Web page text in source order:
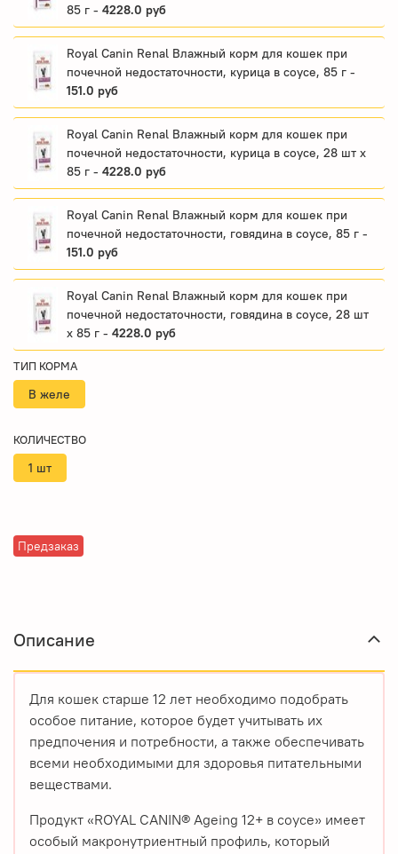
Предзаказ
85 г - 4228.0 руб
Royal Canin Renal Влажный корм для кошек при
почечной недостаточности, курица в соусе, 85 г -
151.0 руб
Royal Canin Renal Влажный корм для кошек при
почечной недостаточности, курица в соусе, 28 шт x
85 г - 4228.0 руб
Royal Canin Renal Влажный корм для кошек при
почечной недостаточности, говядина в соусе, 85 г -
151.0 руб
Royal Canin Renal Влажный корм для кошек при
почечной недостаточности, говядина в соусе, 28 шт
x 85 г - 4228.0 руб
ТИП КОРМА
В желе
КОЛИЧЕСТВО
1 шт
Описание
Для кошек старше 12 лет необходимо подобрать
особое питание, которое будет учитывать их
предпочения и потребности, а также обеспечивать
всеми необходимыми для здоровья питательными
веществами.
Продукт «ROYAL CANIN® Ageing 12+ в соусе» имеет
особый макронутриентный профиль, который